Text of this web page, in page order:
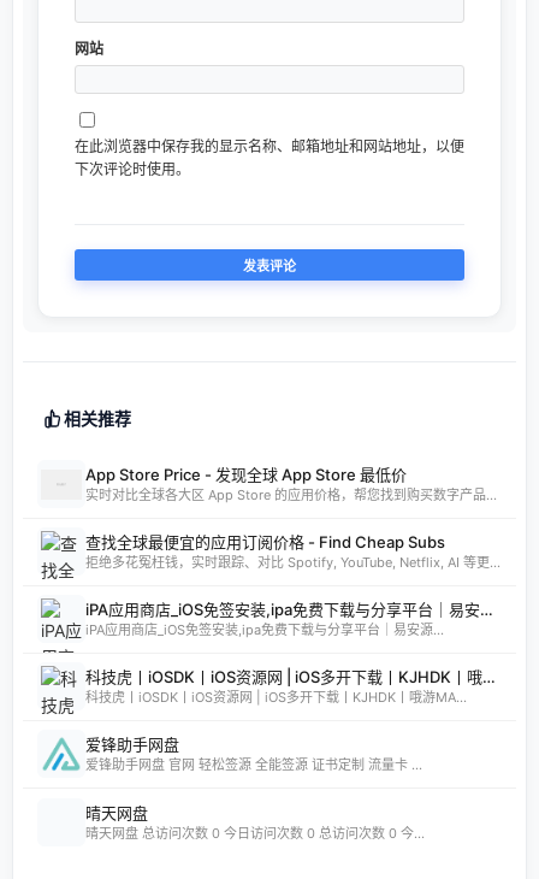
网站
在此浏览器中保存我的显示名称、邮箱地址和网站地址，以便
下次评论时使用。
相关推荐
App Store Price - 发现全球 App Store 最低价
实时对比全球各大区 App Store 的应用价格，帮您找到购买数字产品的最佳时机。支持实时汇率换算和 AI 智能分析。
查找全球最便宜的应用订阅价格 - Find Cheap Subs
拒绝多花冤枉钱，实时跟踪、对比 Spotify, YouTube, Netflix, AI 等更多 App 的全球订阅价格。发现 App Store 最低价国家，订阅费用立省 80%。
iPA应用商店_iOS免签安装,ipa免费下载与分享平台｜易安源&酷卡软件
iPA应用商店_iOS免签安装,ipa免费下载与分享平台｜易安源...
科技虎丨iOSDK丨iOS资源网 | iOS多开下载丨KJHDK丨哦游MAX丨iPA商店丨凸游 | iPA软件免费砸壳下载丨iOSiPA丨苹果多开丨全网最优秀的iPA资源下载网站
科技虎丨iOSDK丨iOS资源网 | iOS多开下载丨KJHDK丨哦游MA...
爱锋助手网盘
爱锋助手网盘 官网 轻松签源 全能签源 证书定制 流量卡 ...
晴天网盘
晴天网盘 总访问次数 0 今日访问次数 0 总访问次数 0 今...